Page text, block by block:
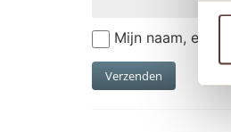
Mijn naam, e-